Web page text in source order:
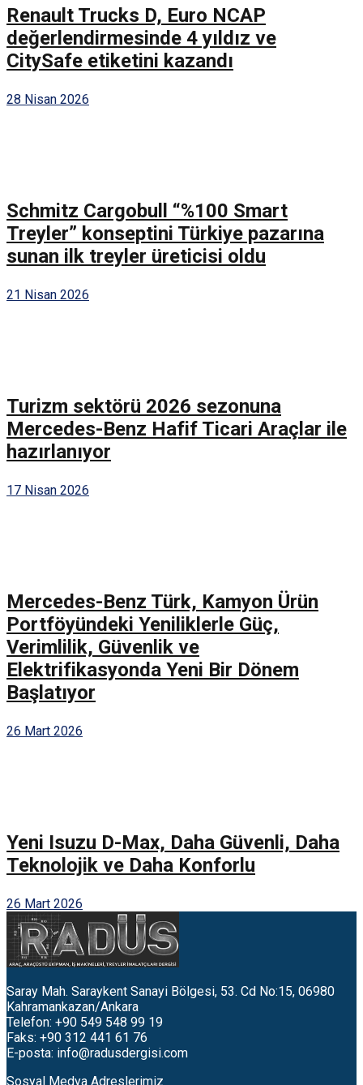
Renault Trucks D, Euro NCAP
değerlendirmesinde 4 yıldız ve
CitySafe etiketini kazandı
28 Nisan 2026
Schmitz Cargobull “%100 Smart
Treyler” konseptini Türkiye pazarına
sunan ilk treyler üreticisi oldu
21 Nisan 2026
Turizm sektörü 2026 sezonuna
Mercedes-Benz Hafif Ticari Araçlar ile
hazırlanıyor
17 Nisan 2026
Mercedes-Benz Türk, Kamyon Ürün
Portföyündeki Yeniliklerle Güç,
Verimlilik, Güvenlik ve
Elektrifikasyonda Yeni Bir Dönem
Başlatıyor
26 Mart 2026
Yeni Isuzu D-Max, Daha Güvenli, Daha
Teknolojik ve Daha Konforlu
26 Mart 2026
Saray Mah. Saraykent Sanayi Bölgesi, 53. Cd No:15, 06980
Kahramankazan/Ankara
Telefon: +90 549 548 99 19
Faks: +90 312 441 61 76
E-posta: info@radusdergisi.com
Sosyal Medya Adreslerimiz